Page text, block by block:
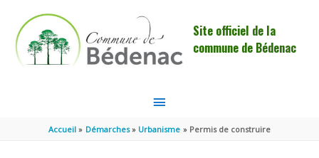
Site officiel de la
commune de Bédenac
MENU
PRINCIPAL
Accueil Démarches Urbanisme Permis de construire